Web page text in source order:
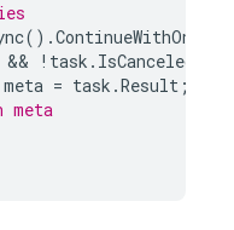
().
&& ! task . IsCanceled
meta = task .Result ;